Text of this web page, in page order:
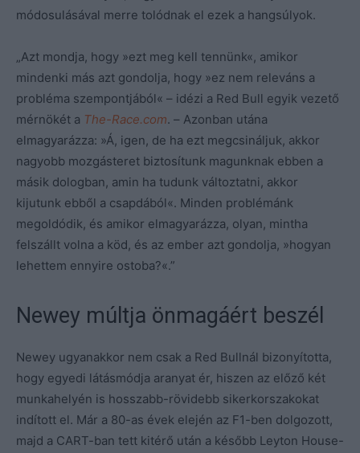
módosulásával merre tolódnak el ezek a hangsúlyok.
„Azt mondja, hogy »ezt meg kell tennünk«, amikor
mindenki más azt gondolja, hogy »ez nem releváns a
probléma szempontjából« – idézi a Red Bull egyik vezető
mérnökét a The-Race.com. – Azonban utána
elmagyarázza: »Á, igen, de ha ezt megcsináljuk, akkor
nagyobb mozgásteret biztosítunk magunknak ebben a
másik dologban, amin ha tudunk változtatni, akkor
kijutunk ebből a csapdából«. Minden problémánk
megoldódik, és amikor elmagyarázza, olyan, mintha
felszállt volna a köd, és az ember azt gondolja, »hogyan
lehettem ennyire ostoba?«.”
Newey múltja önmagáért beszél
Newey ugyanakkor nem csak a Red Bullnál bizonyította,
hogy egyedi látásmódja aranyat ér, hiszen az előző két
munkahelyén is hosszabb-rövidebb sikerkorszakokat
indított el. Már a 80-as évek elején az F1-ben dolgozott,
majd a CART-ban tett kitérő után a később Leyton House-